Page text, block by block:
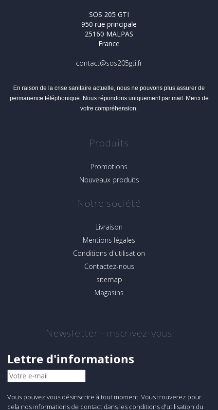
SOS 205 GTI
950 rue principale
25160 MALPAS
France
contact@sos205gti.fr
En raison de la crise sanitaire actuelle, nous ne pouvons plus assurer de
permanence téléphonique. Nous répondons uniquement par mail. Merci de
votre compréhension.
Produits
Promotions
Nouveaux produits
Notre société
Livraison
Mentions légales
Conditions d'utilisation
Contactez-nous
sitemap
Magasins
Newsletter - inscrivez-vous
Lettre d'informations
Vous pouvez vous désinscrire à tout moment. Vous trouverez pour
cela nos informations de contact dans les conditions d'utilisation du